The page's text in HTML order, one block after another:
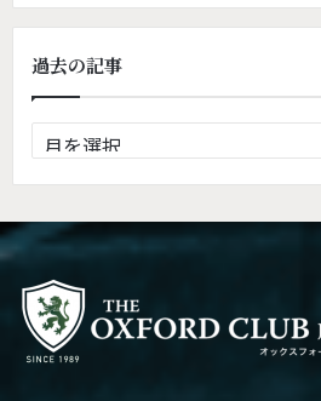
過去の記事
去
の
事